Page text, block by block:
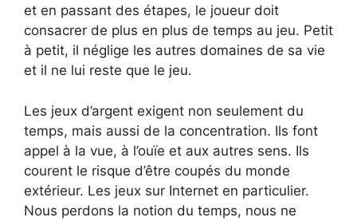
et en passant des étapes, le joueur doit
consacrer de plus en plus de temps au jeu. Petit
à petit, il néglige les autres domaines de sa vie
et il ne lui reste que le jeu.
Les jeux d’argent exigent non seulement du
temps, mais aussi de la concentration. Ils font
appel à la vue, à l’ouïe et aux autres sens. Ils
courent le risque d’être coupés du monde
extérieur. Les jeux sur Internet en particulier.
Nous perdons la notion du temps, nous ne